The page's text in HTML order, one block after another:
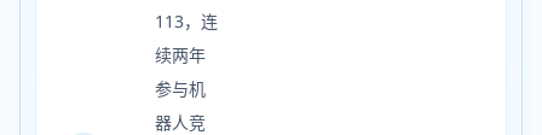
113，连
续两年
参与机
器人竞